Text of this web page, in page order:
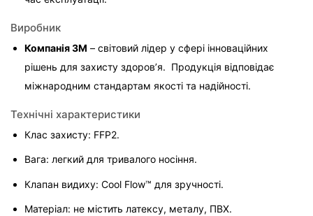
Виробник
Компанія 3M – світовий лідер у сфері інноваційних
рішень для захисту здоров’я.  Продукція відповідає
міжнародним стандартам якості та надійності.
Технічні характеристики
Клас захисту: FFP2.
Вага: легкий для тривалого носіння.
Клапан видиху: Cool Flow™ для зручності.
Матеріал: не містить латексу, металу, ПВХ.